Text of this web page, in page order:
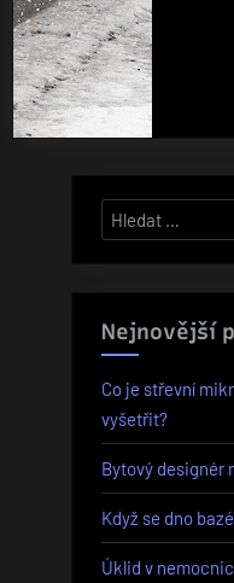
Vyhledávání
Nejnovější
Co je střevní
vyšetřit?
Bytový designér
Když se dno
Úklid v